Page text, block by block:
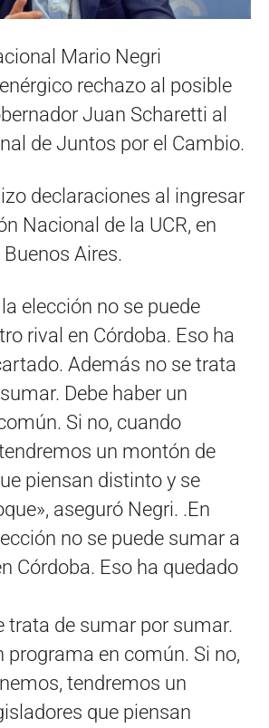
Mario Negri
rechazo al posible
Juan Scharetti al
de Juntos por el Cambio.
declaraciones al ingresar
Nacional de la UCR, en
Aires.
elección no se puede
rival en Córdoba. Eso ha
Además no se trata
Debe haber un
Si no, cuando
un montón de
piensan distinto y se
aseguró Negri. .En
no se puede sumar a
Córdoba. Eso ha quedado
trata de sumar por sumar.
programa en común. Si no,
tendremos un
que piensan